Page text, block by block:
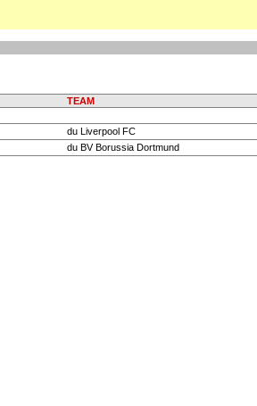
TEAM
du Liverpool FC
du BV Borussia Dortmund